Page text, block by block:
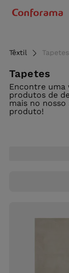
Têxtil
Tapetes
Encontre uma
produtos de
mais no
produto!